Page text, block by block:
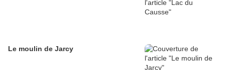
Le moulin de Jarcy